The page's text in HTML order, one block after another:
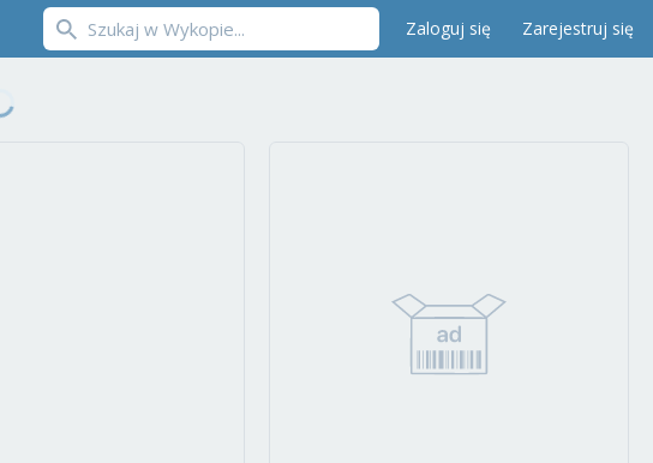
Zaloguj się Zarejestruj się